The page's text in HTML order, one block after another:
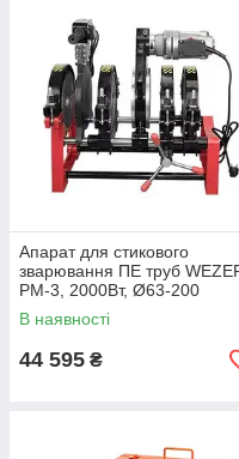
Апарат для стикового
зварювання ПЕ труб
РМ-3, 2000Вт, Ø63-200
В наявності
44 595 ₴